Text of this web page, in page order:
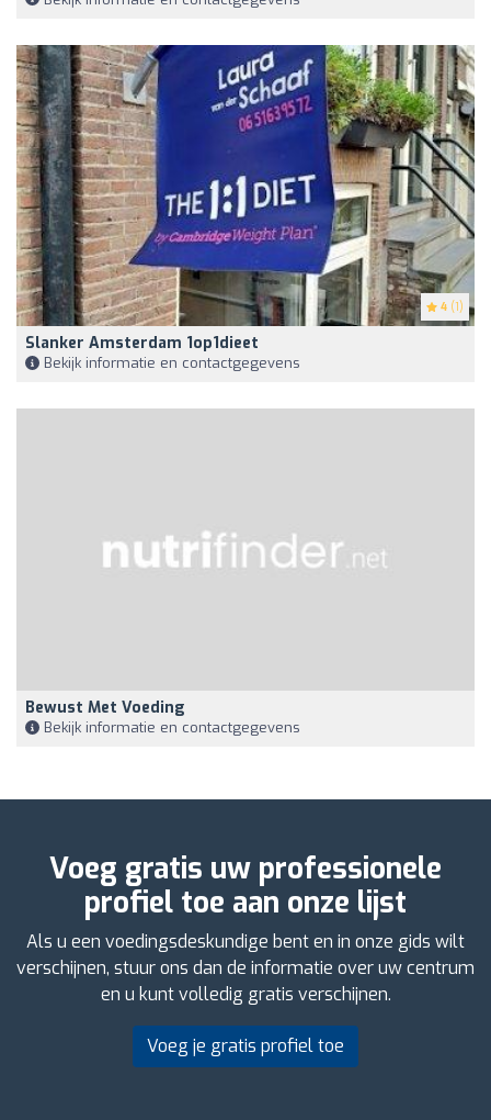
4 (1)
Slanker Amsterdam 1op1dieet
Bekijk informatie en contactgegevens
Bewust Met Voeding
Bekijk informatie en contactgegevens
Voeg gratis uw professionele
profiel toe aan onze lijst
Als u een voedingsdeskundige bent en in onze gids wilt
verschijnen, stuur ons dan de informatie over uw centrum
en u kunt volledig gratis verschijnen.
Voeg je gratis profiel toe